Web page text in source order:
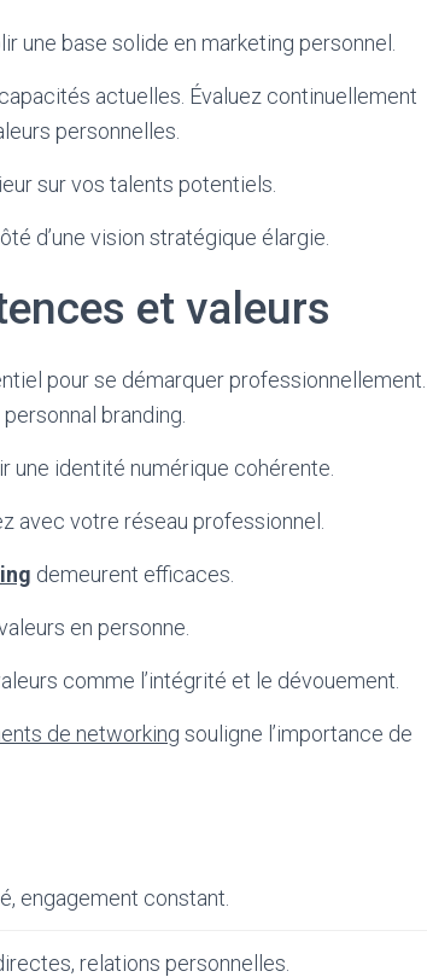
une base solide en marketing personnel.
actuelles. Évaluez continuellement
personnelles.
sur vos talents potentiels.
d’une vision stratégique élargie.
et valeurs
pour se démarquer professionnellement.
branding.
une identité numérique cohérente.
avec votre réseau professionnel.
demeurent efficaces.
en personne.
comme l’intégrité et le dévouement.
de networking souligne l’importance de
engagement constant.
relations personnelles.